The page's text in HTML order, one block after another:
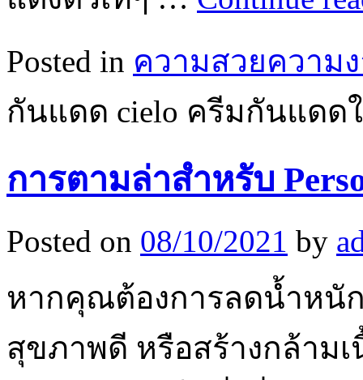
Posted in ความสวยความ
กันแดด cielo ครีมกันแดด
การตามล่าสำหรับ
Posted on 08/10/2021 by
หากคุณต้องการลดน้ำหนั
สุขภาพดี หรือสร้างกล้าม